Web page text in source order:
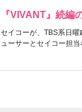
『VIVANT』続
セイコーが、TBS系日
ューサーとセイコー担当